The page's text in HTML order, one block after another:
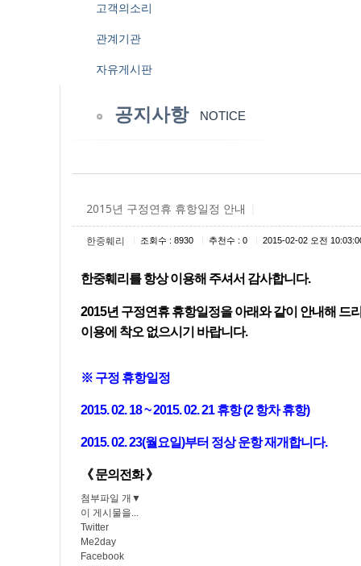
고객의소리
관계기관
자유게시판
공지사항 NOTICE
2015년 구정연휴 휴항일정 안내
한중훼리 조회수 : 8930 추천수 : 0 2015-02-02 오전
한중훼리를 항상 이용해 주셔서 감사합니다.
2015년 구정연휴 휴항일정을 아래와 같이 안내해 드
이용에 착오 없으시기 바랍니다.
※ 구정 휴항일정
2015. 02. 18 ~ 2015. 02. 21휴항(2항차 휴항)
2015. 02. 23(월요일)부터 정상 운항 재개합니다.
《 문의전화 》
첨부파일 개 ▼
이 게시물을...
Twitter
Me2day
Facebook